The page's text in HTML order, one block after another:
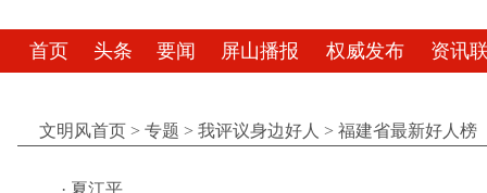
首页 头条 要闻 屏山播报 权威发布 资讯
文明风首页 > 专题 > 我评议身边好人 > 福建省最新好人榜
· 夏江平